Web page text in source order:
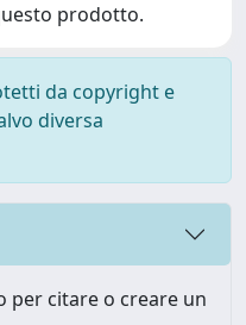
prodotto.
da copyright e
diversa
per citare o creare un